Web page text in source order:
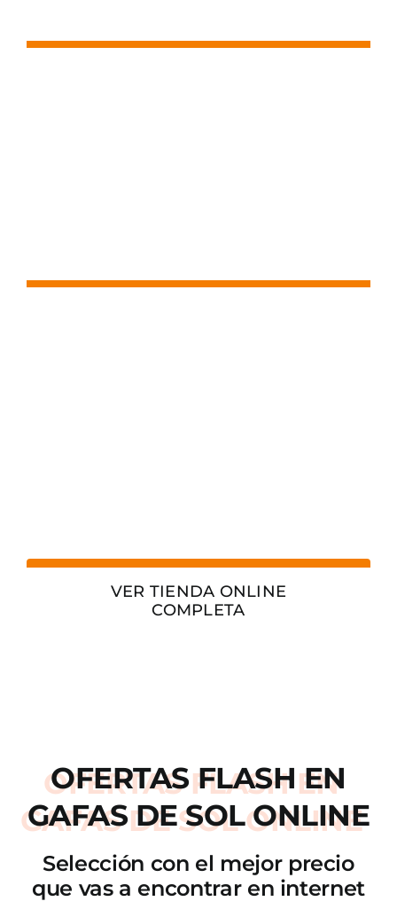
VER TIENDA ONLINE
COMPLETA
OFERTAS FLASH EN
GAFAS DE SOL ONLINE
Selección con el mejor precio
que vas a encontrar en internet